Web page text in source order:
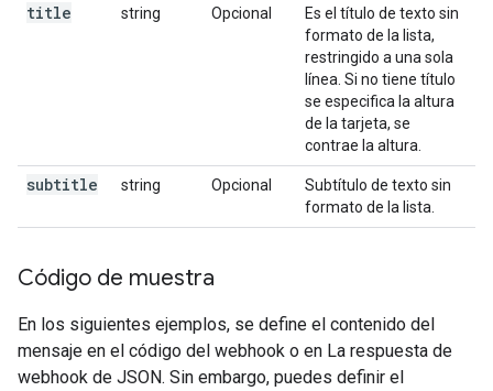
title string Opcional
Es el título de texto sin
formato de la lista,
restringido a una sola
línea. Si no tiene título
se especifica la altura
de la tarjeta, se
contrae la altura.
subtitle string Opcional
Subtítulo de texto sin
formato de la lista.
Código de muestra
En los siguientes ejemplos, se define el contenido del
mensaje en el código del webhook o en La respuesta de
webhook de JSON. Sin embargo, puedes definir el